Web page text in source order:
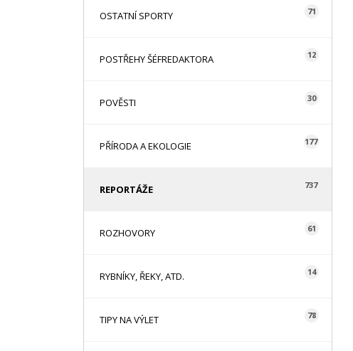
OSTATNÍ SPORTY 71
POSTŘEHY ŠÉFREDAKTORA 12
POVĚSTI 30
PŘÍRODA A EKOLOGIE 177
REPORTÁŽE 737
ROZHOVORY 61
RYBNÍKY, ŘEKY, ATD. 14
TIPY NA VÝLET 78